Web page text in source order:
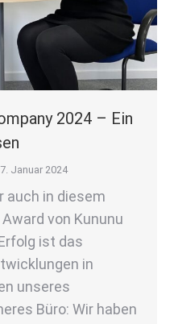
2024 – Ein
Januar 2024
auch in diesem
von Kununu
ist das
in
unseres
Büro: Wir haben